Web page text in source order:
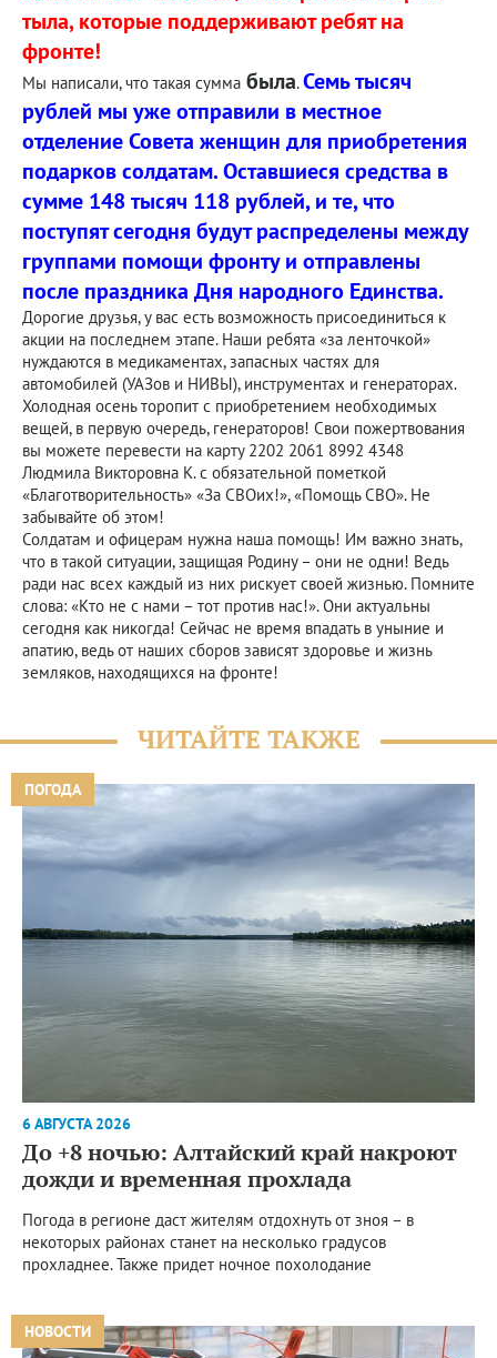
тыла, которые поддерживают ребят на
фронте!
Мы написали, что такая сумма была.Семь тысяч
рублей мы уже отправили в местное
отделение Совета женщин для приобретения
подарков солдатам. Оставшиеся средства в
сумме 148 тысяч 118 рублей, и те, что
поступят сегодня будут распределены между
группами помощи фронту и отправлены
после праздника Дня народного Единства.
Дорогие друзья, у вас есть возможность присоединиться к
акции на последнем этапе. Наши ребята «за ленточкой»
нуждаются в медикаментах, запасных частях для
автомобилей (УАЗов и НИВЫ), инструментах и генераторах.
Холодная осень торопит с приобретением необходимых
вещей, в первую очередь, генераторов! Свои пожертвования
вы можете перевести на карту 2202 2061 8992 4348
Людмила Викторовна К. с обязательной пометкой
«Благотворительность» «За СВОих!», «Помощь СВО». Не
забывайте об этом!
Солдатам и офицерам нужна наша помощь! Им важно знать,
что в такой ситуации, защищая Родину – они не одни! Ведь
ради нас всех каждый из них рискует своей жизнью. Помните
слова: «Кто не с нами – тот против нас!». Они актуальны
сегодня как никогда! Сейчас не время впадать в уныние и
апатию, ведь от наших сборов зависят здоровье и жизнь
земляков, находящихся на фронте!
ЧИТАЙТЕ ТАКЖЕ
ПОГОДА
6 АВГУСТА 2026
До +8 ночью: Алтайский край накроют
дожди и временная прохлада
Погода в регионе даст жителям отдохнуть от зноя – в
некоторых районах станет на несколько градусов
прохладнее. Также придет ночное похолодание
НОВОСТИ